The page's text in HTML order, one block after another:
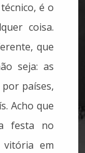
é o
coisa.
que
seja: as
países,
Acho que
festa no
vitória em